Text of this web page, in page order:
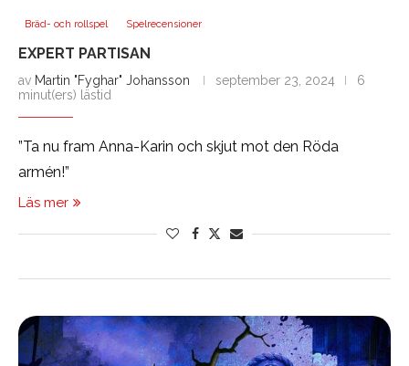
Bräd- och rollspel Spelrecensioner
EXPERT PARTISAN
av Martin "Fyghar" Johansson september 23, 2024
6
minut(ers) lästid
”Ta nu fram Anna-Karin och skjut mot den Röda
armén!”
Läs mer